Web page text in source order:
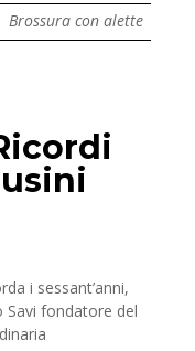
Brossura con alette
i sessant’anni,
Savi fondatore del